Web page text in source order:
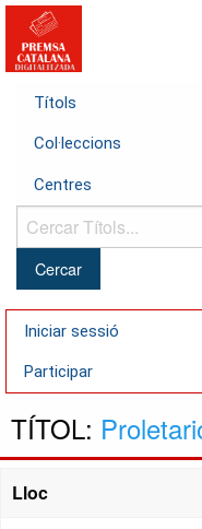
Títols
Col·leccions
Centres
Cercar
Títols...
Iniciar sessió
Participar
TÍTOL:
Lloc